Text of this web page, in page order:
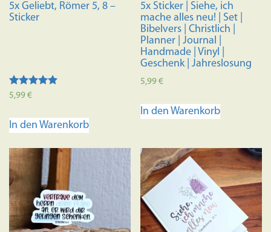
5x Geliebt, Römer 5, 8 –
Sticker
Bewertet mit
5,99€
In den Warenkorb
5x Sticker | Siehe, ich
mache alles neu! | Set |
Bibelvers | Christlich |
Planner | Journal |
Handmade | Vinyl |
Geschenk | Jahreslosung
5,99€
In den Warenkorb